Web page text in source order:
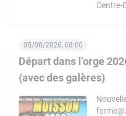
Centre-
Départ dans l’orge
(avec des galères)
05/08/2026, 08:00